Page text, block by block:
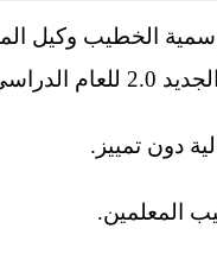
الخطيب وكيل
2023.
المعلمين.